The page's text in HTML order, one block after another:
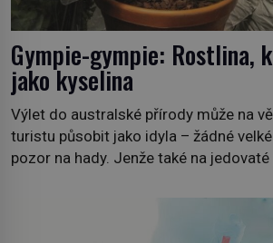
Gympie-gympie: Rostlina,
jako kyselina
Výlet do australské přírody může na
turistu působit jako idyla – žádné
pozor na hady. Jenže také na
Stačí letmý dotyk a ozve se pronikavá